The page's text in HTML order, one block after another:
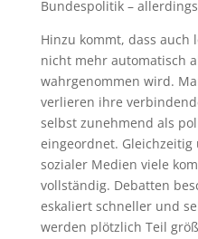
Bundespolitik –
Hinzu kommt, dass auch
nicht mehr automatisch
wahrgenommen wird.
verlieren ihre
selbst zunehmend als
eingeordnet.
sozialer Medien viele
vollständig. Debatten
eskaliert schneller und
werden plötzlich Teil